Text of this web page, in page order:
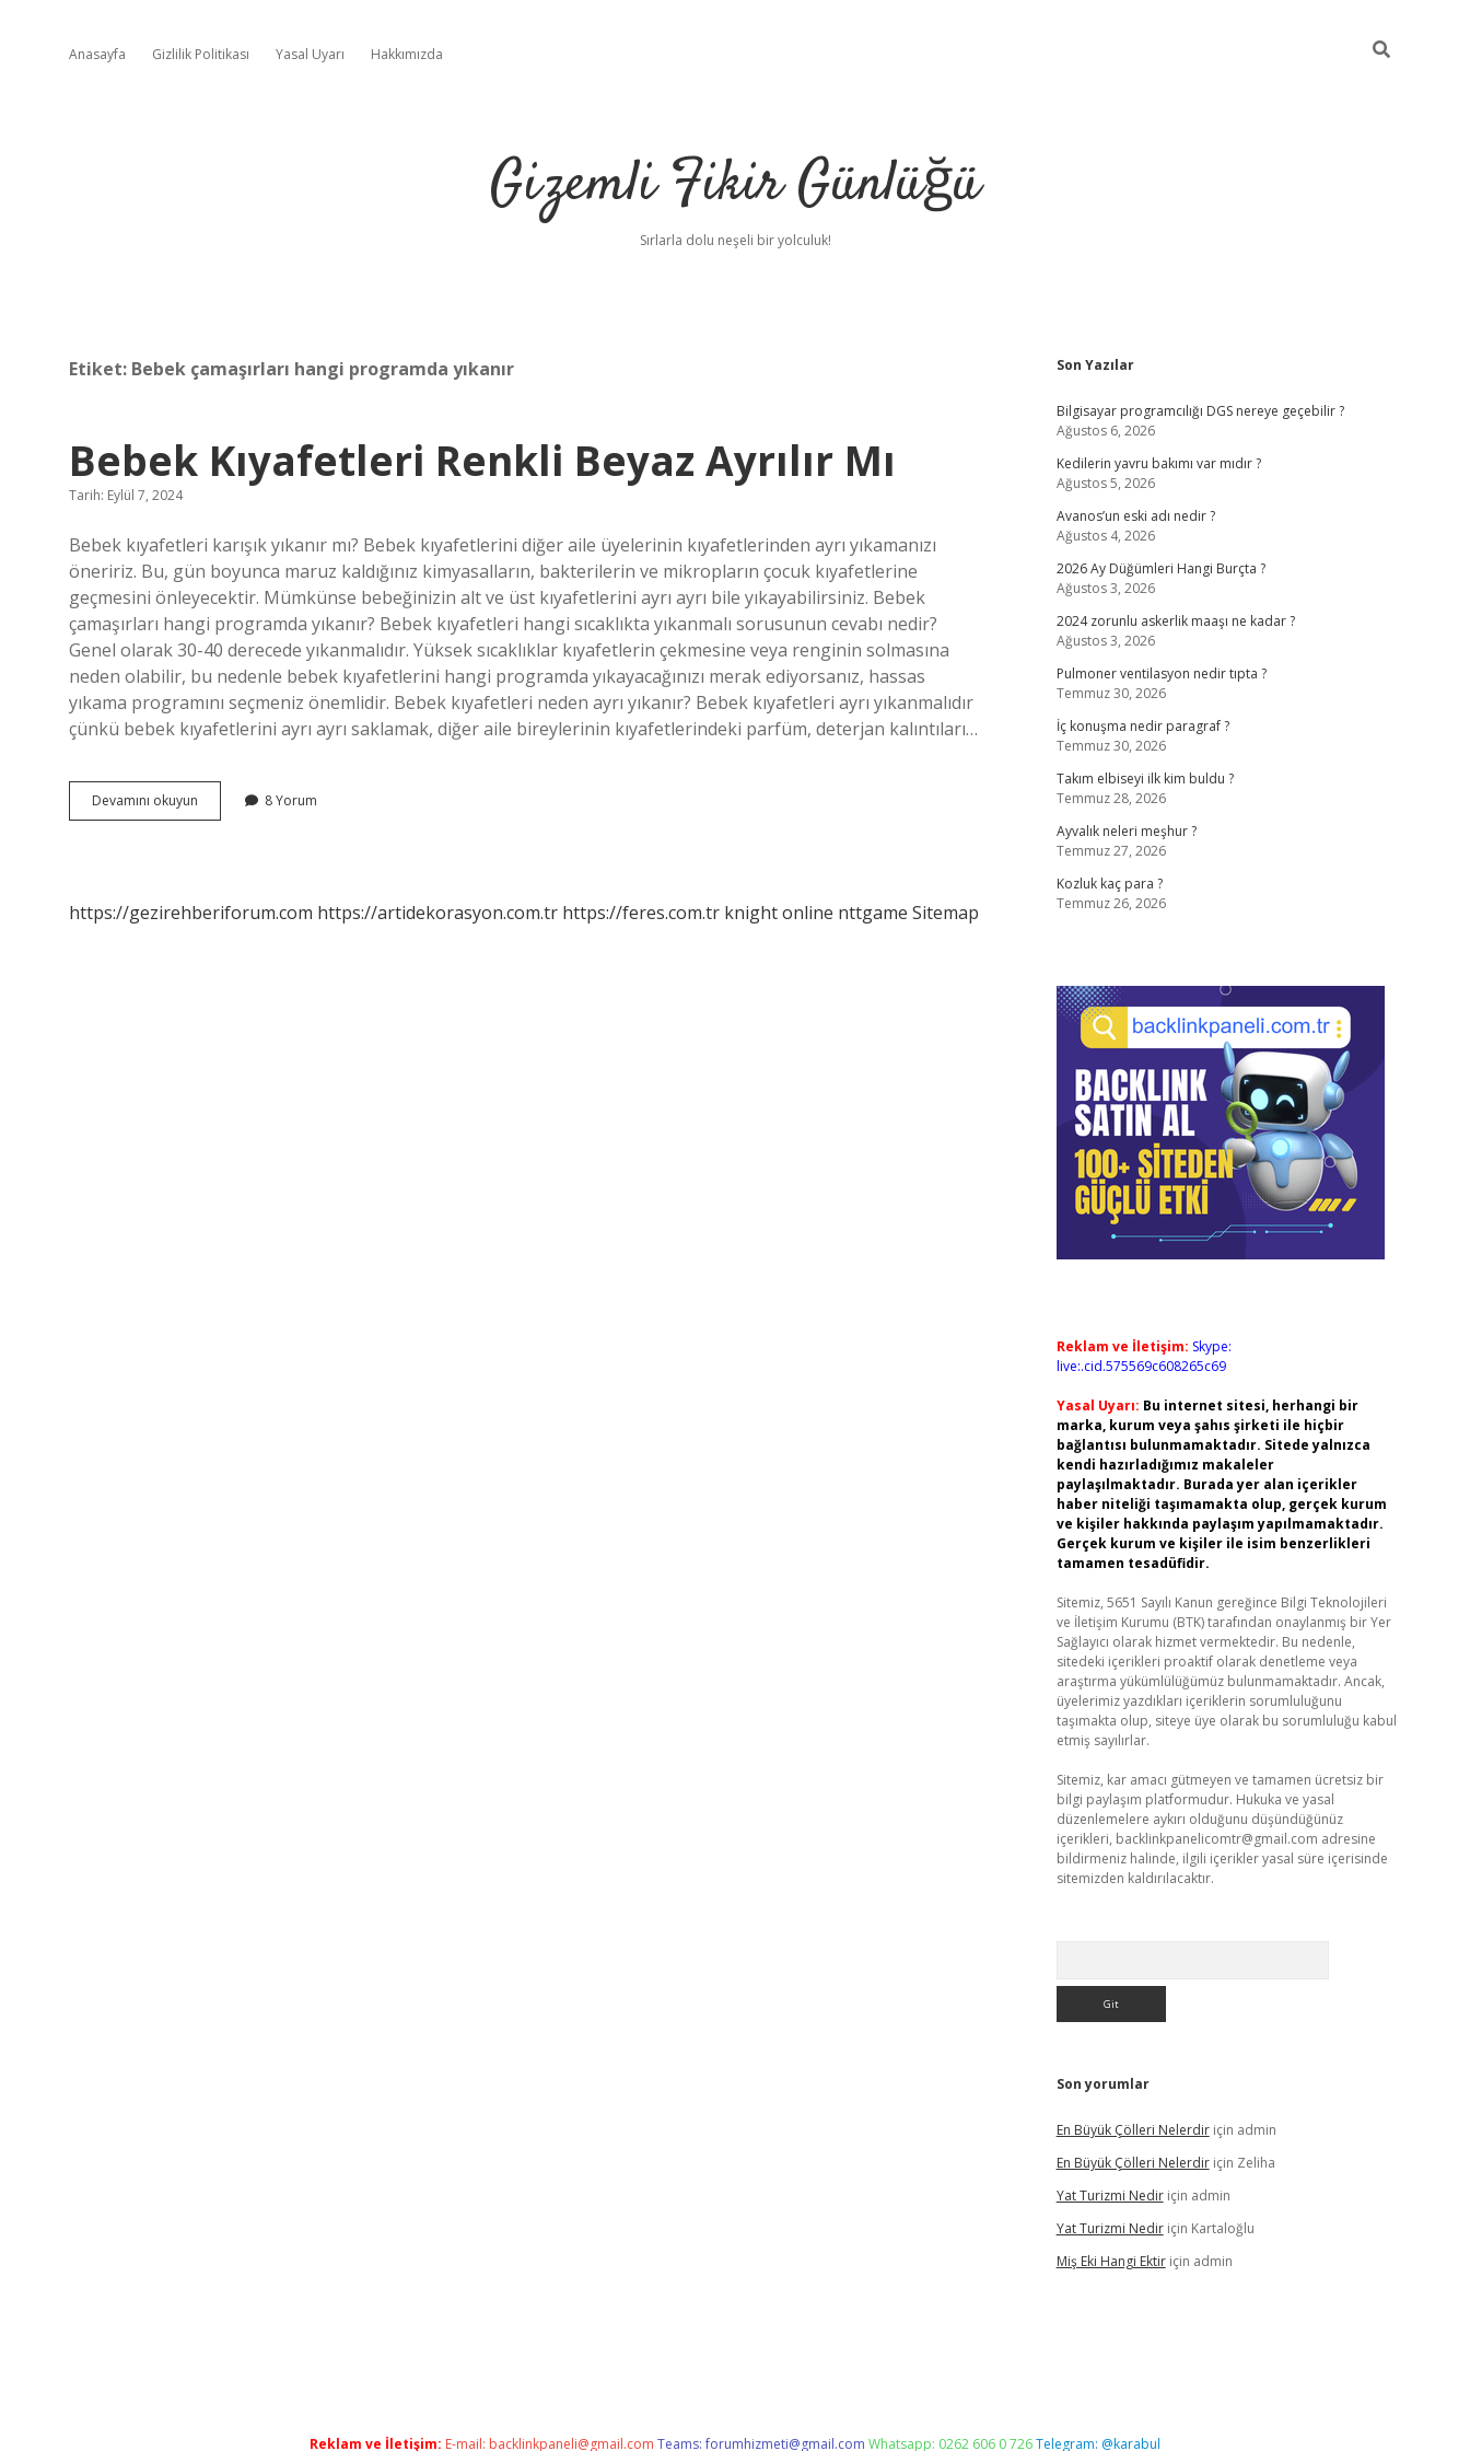
Anasayfa Gizlilik Politikası Yasal Uyarı Hakkımızda
Gizemli Fikir Günlüğü
Sırlarla dolu neşeli bir yolculuk!
Etiket: Bebek çamaşırları hangi programda yıkanır
Bebek Kıyafetleri Renkli Beyaz Ayrılır Mı
Tarih: Eylül 7, 2024
Bebek kıyafetleri karışık yıkanır mı? Bebek kıyafetlerini diğer aile üyelerinin kıyafetlerinden ayrı yıkamanızı
öneririz. Bu, gün boyunca maruz kaldığınız kimyasalların, bakterilerin ve mikropların çocuk kıyafetlerine
geçmesini önleyecektir. Mümkünse bebeğinizin alt ve üst kıyafetlerini ayrı ayrı bile yıkayabilirsiniz. Bebek
çamaşırları hangi programda yıkanır? Bebek kıyafetleri hangi sıcaklıkta yıkanmalı sorusunun cevabı nedir?
Genel olarak 30-40 derecede yıkanmalıdır. Yüksek sıcaklıklar kıyafetlerin çekmesine veya renginin solmasına
neden olabilir, bu nedenle bebek kıyafetlerini hangi programda yıkayacağınızı merak ediyorsanız, hassas
yıkama programını seçmeniz önemlidir. Bebek kıyafetleri neden ayrı yıkanır? Bebek kıyafetleri ayrı yıkanmalıdır
çünkü bebek kıyafetlerini ayrı ayrı saklamak, diğer aile bireylerinin kıyafetlerindeki parfüm, deterjan kalıntıları…
Devamını okuyun
Kıyafetleri
8 Yorum
https://gezirehberiforum.com https://artidekorasyon.com.tr https://feres.com.tr knight online nttgame Sitemap
Sidebar
Son Yazılar
Bilgisayar programcılığı DGS nereye geçebilir ?
Ağustos 6, 2026
Kedilerin yavru bakımı var mıdır ?
Ağustos 5, 2026
Avanos’un eski adı nedir ?
Ağustos 4, 2026
2026 Ay Düğümleri Hangi Burçta ?
Ağustos 3, 2026
2024 zorunlu askerlik maaşı ne kadar ?
Ağustos 3, 2026
Pulmoner ventilasyon nedir tıpta ?
Temmuz 30, 2026
İç konuşma nedir paragraf ?
Temmuz 30, 2026
Takım elbiseyi ilk kim buldu ?
Temmuz 28, 2026
Ayvalık neleri meşhur ?
Temmuz 27, 2026
Kozluk kaç para ?
Temmuz 26, 2026
Reklam ve İletişim: Skype:
live:.cid.575569c608265c69
Yasal Uyarı: Bu internet sitesi, herhangi bir
marka, kurum veya şahıs şirketi ile hiçbir
bağlantısı bulunmamaktadır. Sitede yalnızca
kendi hazırladığımız makaleler
paylaşılmaktadır. Burada yer alan içerikler
haber niteliği taşımamakta olup, gerçek kurum
ve kişiler hakkında paylaşım yapılmamaktadır.
Gerçek kurum ve kişiler ile isim benzerlikleri
tamamen tesadüfidir.
Sitemiz, 5651 Sayılı Kanun gereğince Bilgi Teknolojileri
ve İletişim Kurumu (BTK) tarafından onaylanmış bir Yer
Sağlayıcı olarak hizmet vermektedir. Bu nedenle,
sitedeki içerikleri proaktif olarak denetleme veya
araştırma yükümlülüğümüz bulunmamaktadır. Ancak,
üyelerimiz yazdıkları içeriklerin sorumluluğunu
taşımakta olup, siteye üye olarak bu sorumluluğu kabul
etmiş sayılırlar.
Sitemiz, kar amacı gütmeyen ve tamamen ücretsiz bir
bilgi paylaşım platformudur. Hukuka ve yasal
düzenlemelere aykırı olduğunu düşündüğünüz
içerikleri, backlinkpanelicomtr@gmail.com adresine
bildirmeniz halinde, ilgili içerikler yasal süre içerisinde
sitemizden kaldırılacaktır.
Son yorumlar
En Büyük Çölleri Nelerdiriçin admin
En Büyük Çölleri Nelerdiriçin Zeliha
Yat Turizmi Nediriçin admin
Yat Turizmi Nediriçin Kartaloğlu
Miş Eki Hangi Ektiriçin admin
Reklam ve İletişim: E-mail: backlinkpaneli@gmail.com Teams:forumhizmeti@gmail.com Whatsapp: 0262 606 0 726Telegram: @karabul